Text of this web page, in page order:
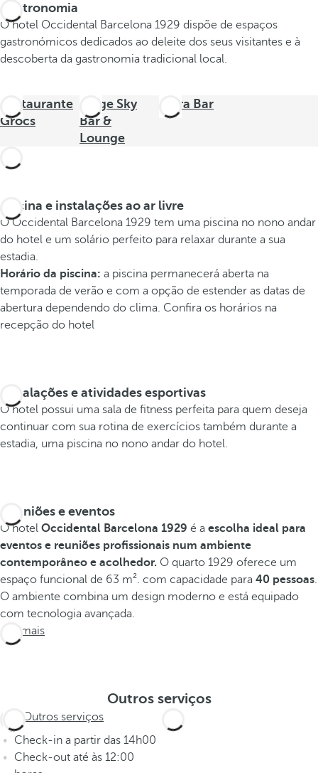
Gastronomia
O hotel Occidental Barcelona 1929 dispõe de espaços
gastronómicos dedicados ao deleite dos seus visitantes e à
descoberta da gastronomia tradicional local.
Restaurante
Grocs
Stage Sky
Bar &
Lounge
Terra Bar
Piscina e instalações ao ar livre
O Occidental Barcelona 1929 tem uma piscina no nono andar
do hotel e um solário perfeito para relaxar durante a sua
estadia.
Horário da piscina: a piscina permanecerá aberta na
temporada de verão e com a opção de estender as datas de
abertura dependendo do clima. Confira os horários na
recepção do hotel
Instalações e atividades esportivas
O hotel possui uma sala de fitness perfeita para quem deseja
continuar com sua rotina de exercícios também durante a
estadia, uma piscina no nono andar do hotel.
Reuniões e eventos
O hotel Occidental Barcelona 1929 é a escolha ideal para
eventos e reuniões profissionais num ambiente
contemporâneo e acolhedor. O quarto 1929 oferece um
espaço funcional de 63 m². com capacidade para 40 pessoas.
O ambiente combina um design moderno e está equipado
com tecnologia avançada.
Ver mais
Outros serviços
Outros serviços
Check-in a partir das 14h00
Check-out até às 12:00